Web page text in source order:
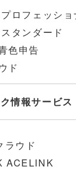
ロフェッショ
タンダード
色申告
ド
情報サービス
ラウド
ACELINK